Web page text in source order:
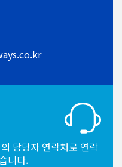
담당자 연락처로 연락
니다.